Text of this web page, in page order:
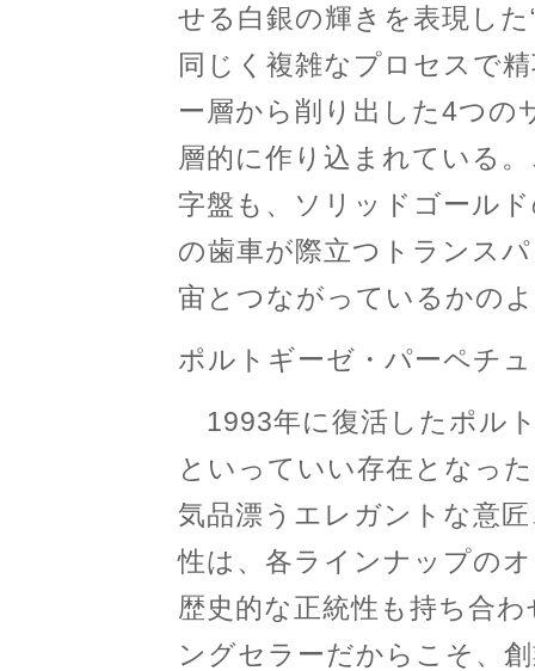
せる白銀の輝きを表現し
同じく複雑なプロセスで
ー層から削り出した4つの
層的に作り込まれている
字盤も、ソリッドゴール
の歯車が際立つトランス
宙とつながっているかの
ポルトギーゼ・パーペチ
1993年に復活したポル
といっていい存在となっ
気品漂うエレガントな意
性は、各ラインナップの
歴史的な正統性も持ち合
ングセラーだからこそ、